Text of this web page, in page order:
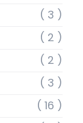
( 3 )
( 2 )
( 2 )
( 3 )
( 16 )